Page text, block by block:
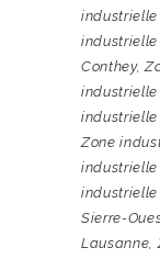
Conthey,
Zone
industrielle
Sierre-
Lausanne,